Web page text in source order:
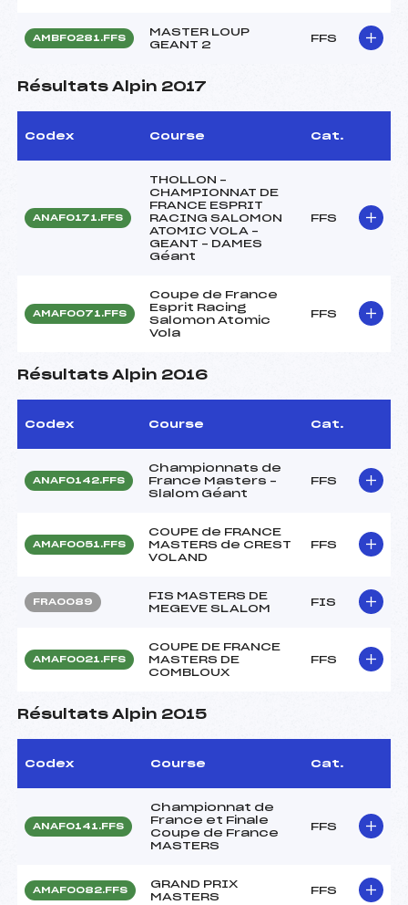
AMBF0281.FFS
MASTER LOUP
GEANT 2
FFS
Résultats Alpin 2017
Codex Course Cat.
ANAF0171.FFS
THOLLON –
CHAMPIONNAT DE
FRANCE ESPRIT
RACING SALOMON
ATOMIC VOLA –
GEANT – DAMES
Géant
FFS
AMAF0071.FFS
Coupe de France
Esprit Racing
Salomon Atomic
Vola
FFS
Résultats Alpin 2016
Codex Course Cat.
ANAF0142.FFS
Championnats de
France Masters –
Slalom Géant
FFS
AMAF0051.FFS
COUPE de FRANCE
MASTERS de CREST
VOLAND
FFS
FRA0089
FIS MASTERS DE
MEGEVE SLALOM
FIS
AMAF0021.FFS
COUPE DE FRANCE
MASTERS DE
COMBLOUX
FFS
Résultats Alpin 2015
Codex Course Cat.
ANAF0141.FFS
Championnat de
France et Finale
Coupe de France
MASTERS
FFS
AMAF0082.FFS
GRAND PRIX
MASTERS
FFS